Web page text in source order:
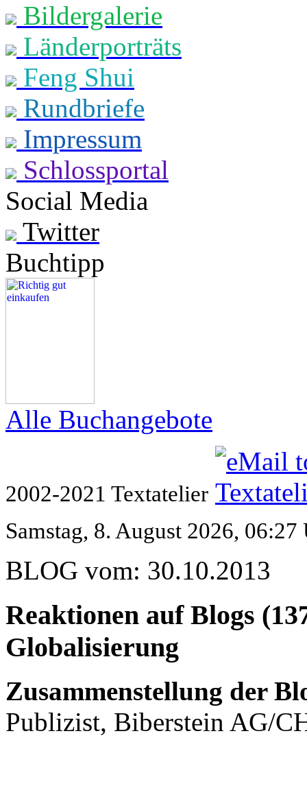
Bildergalerie
Länderporträts
Feng Shui
Rundbriefe
Impressum
Schlossportal
Social Media
Twitter
Buchtipp
Alle Buchangebote
2002-2021 Textatelier
Samstag, 8. August 2026, 06:27
BLOG vom: 30.10.2013
Reaktionen auf Blogs
Globalisierung
Zusammenstellung der
Publizist, Biberstein AG/